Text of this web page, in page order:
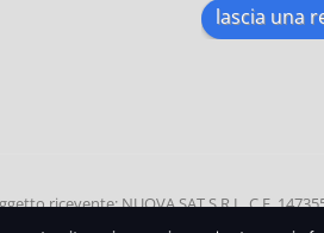
lascia una
ricevente: NUOVA SAT S.R.L, C.F.